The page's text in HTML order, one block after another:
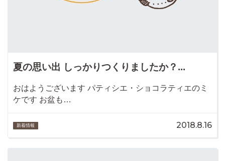
夏の思い出 しっかりつくりましたか？...
おはようございます パティシエ・ショコラティエのミ
ケです お盆も…
新着情報 2018.8.16